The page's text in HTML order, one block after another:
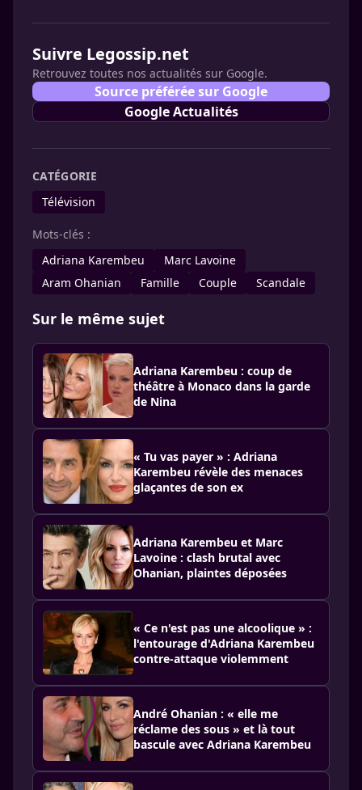
Suivre Legossip.net
Retrouvez toutes nos actualités sur Google.
Source préférée sur Google
Google Actualités
CATÉGORIE
Télévision
Mots-clés :
Adriana Karembeu
Marc Lavoine
Aram Ohanian
Famille Couple Scandale
Sur le même sujet
Adriana Karembeu : coup de
théâtre à Monaco dans la garde
de Nina
« Tu vas payer » : Adriana
Karembeu révèle des menaces
glaçantes de son ex
Adriana Karembeu et Marc
Lavoine : clash brutal avec
Ohanian, plaintes déposées
« Ce n'est pas une alcoolique » :
l'entourage d'Adriana Karembeu
contre-attaque violemment
André Ohanian : « elle me
réclame des sous » et là tout
bascule avec Adriana Karembeu